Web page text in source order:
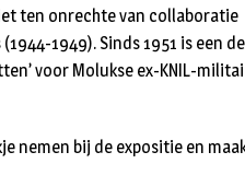
ten onrechte van collaboratie
1949). Sinds 1951 is een
voor Molukse ex-KNIL-
nemen bij de expositie en